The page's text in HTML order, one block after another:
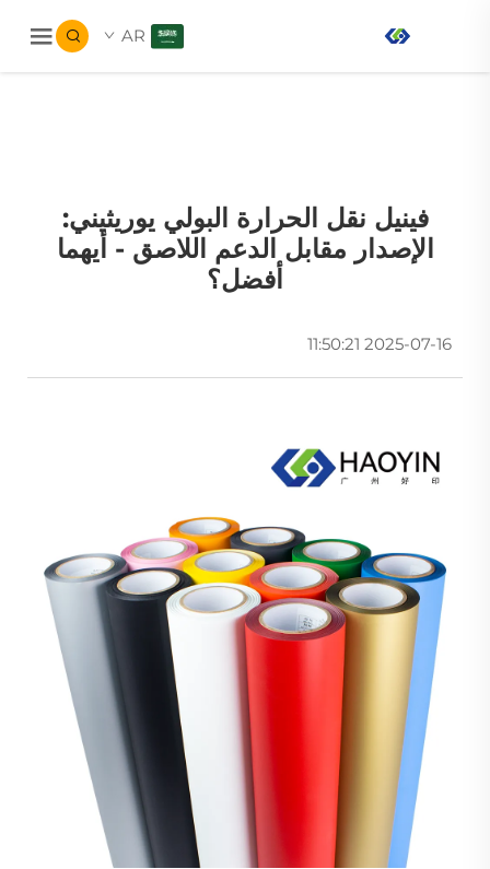
AR
فينيل نقل الحرارة البولي يوريثيني:
الإصدار مقابل الدعم اللاصق - أيهما
أفضل؟
2025-07-16 11:50:21